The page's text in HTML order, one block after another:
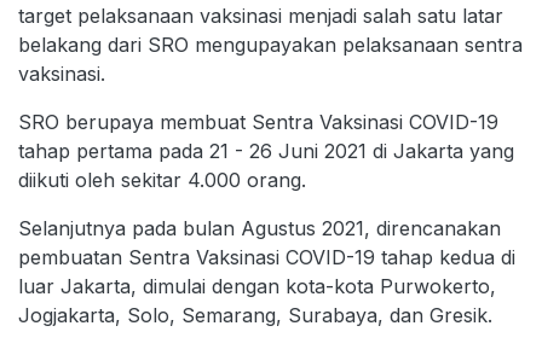
target pelaksanaan vaksinasi menjadi salah satu latar
belakang dari SRO mengupayakan pelaksanaan sentra
vaksinasi.
SRO berupaya membuat Sentra Vaksinasi COVID-19
tahap pertama pada 21 - 26 Juni 2021 di Jakarta yang
diikuti oleh sekitar 4.000 orang.
Selanjutnya pada bulan Agustus 2021, direncanakan
pembuatan Sentra Vaksinasi COVID-19 tahap kedua di
luar Jakarta, dimulai dengan kota-kota Purwokerto,
Jogjakarta, Solo, Semarang, Surabaya, dan Gresik.